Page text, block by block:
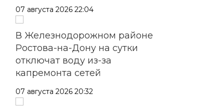
07 августа 2026 22:04
В Железнодорожном районе
Ростова-на-Дону на сутки
отключат воду из-за
капремонта сетей
07 августа 2026 20:32